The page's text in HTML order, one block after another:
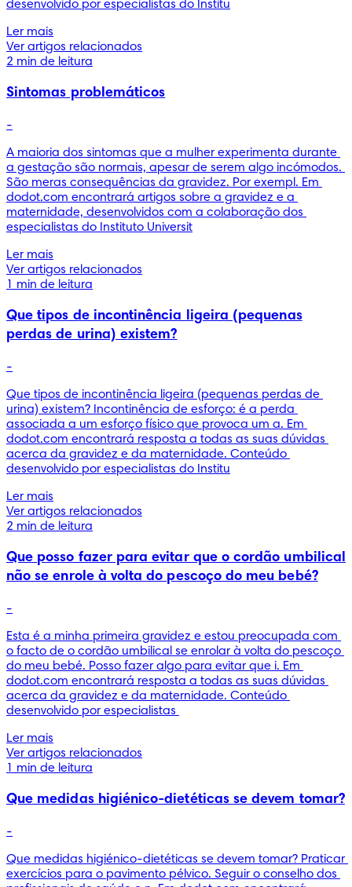
desenvolvido por especialistas do Institu
Ler mais
Ver artigos relacionados
2 min de leitura
Sintomas problemáticos
-
A maioria dos sintomas que a mulher experimenta durante
a gestação são normais, apesar de serem algo incómodos.
São meras consequências da gravidez. Por exempl. Em
dodot.com encontrará artigos sobre a gravidez e a
maternidade, desenvolvidos com a colaboração dos
especialistas do Instituto Universit
Ler mais
Ver artigos relacionados
1 min de leitura
Que tipos de incontinência ligeira (pequenas
perdas de urina) existem?
-
Que tipos de incontinência ligeira (pequenas perdas de
urina) existem? Incontinência de esforço: é a perda
associada a um esforço físico que provoca um a. Em
dodot.com encontrará resposta a todas as suas dúvidas
acerca da gravidez e da maternidade. Conteúdo
desenvolvido por especialistas do Institu
Ler mais
Ver artigos relacionados
2 min de leitura
Que posso fazer para evitar que o cordão umbilical
não se enrole à volta do pescoço do meu bebé?
-
Esta é a minha primeira gravidez e estou preocupada com
o facto de o cordão umbilical se enrolar à volta do pescoço
do meu bebé. Posso fazer algo para evitar que i. Em
dodot.com encontrará resposta a todas as suas dúvidas
acerca da gravidez e da maternidade. Conteúdo
desenvolvido por especialistas
Ler mais
Ver artigos relacionados
1 min de leitura
Que medidas higiénico-dietéticas se devem tomar?
-
Que medidas higiénico-dietéticas se devem tomar? Praticar
exercícios para o pavimento pélvico. Seguir o conselho dos